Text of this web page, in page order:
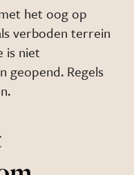
het oog op
verboden terrein
is niet
geopend. Regels